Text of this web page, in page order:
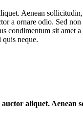
Aenean
a ornare odio. Sed
condimentum sit amet
quis neque.
aliquet. Aenean